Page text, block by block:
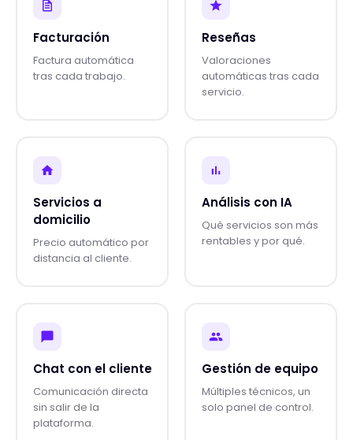
Facturación
Factura automática
tras cada trabajo.
Reseñas
Valoraciones
automáticas tras cada
servicio.
Servicios a
domicilio
Precio automático por
distancia al cliente.
Análisis con IA
Qué servicios son más
rentables y por qué.
Chat con el cliente
Comunicación directa
sin salir de la
plataforma.
Gestión de equipo
Múltiples técnicos, un
solo panel de control.